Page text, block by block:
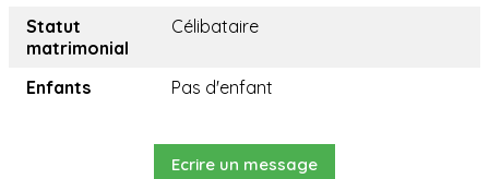
Statut
matrimonial
Célibataire
Enfants Pas d'enfant
Ecrire un message